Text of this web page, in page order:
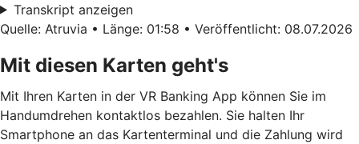
Transkript anzeigen
Quelle: Atruvia • Länge: 01:58 • Veröffentlicht: 08.07.2026
Mit diesen Karten geht's
Mit Ihren Karten in der VR Banking App können Sie im
Handumdrehen kontaktlos bezahlen. Sie halten Ihr
Smartphone an das Kartenterminal und die Zahlung wird